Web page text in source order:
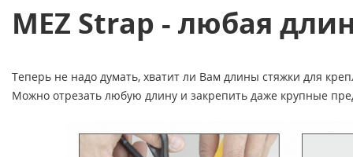
MEZ Strap - любая
Теперь не надо думать, хватит ли Вам длины стяжки для
Можно отрезать любую длину и закрепить даже крупные